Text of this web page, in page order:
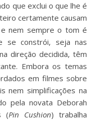
que exclui o que lhe é
certamente causam
nem sempre o tom é
se constrói, seja nas
direção decidida, têm
Embora os temas
em filmes sobre
nem simplificações na
pela novata Deborah
(Pin Cushion) trabalha